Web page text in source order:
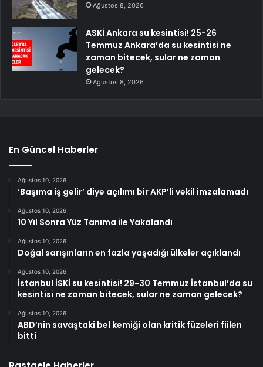
Ağustos 8, 2026
ASKİ Ankara su kesintisi! 25-26
Temmuz Ankara’da su kesintisi ne
zaman bitecek, sular ne zaman
gelecek?
Ağustos 8, 2026
En Güncel Haberler
Ağustos 10, 2026
‘Başıma iş gelir’ diye açılımı bir AKP’li vekil imzalamadı
Ağustos 10, 2026
10 Yıl Sonra Yüz Tanıma ile Yakalandı
Ağustos 10, 2026
Doğal sarışınların en fazla yaşadığı ülkeler açıklandı
Ağustos 10, 2026
İstanbul İSKİ su kesintisi! 29-30 Temmuz İstanbul’da su
kesintisi ne zaman bitecek, sular ne zaman gelecek?
Ağustos 10, 2026
ABD’nin savaştaki bel kemiği olan kritik füzeleri fiilen
bitti